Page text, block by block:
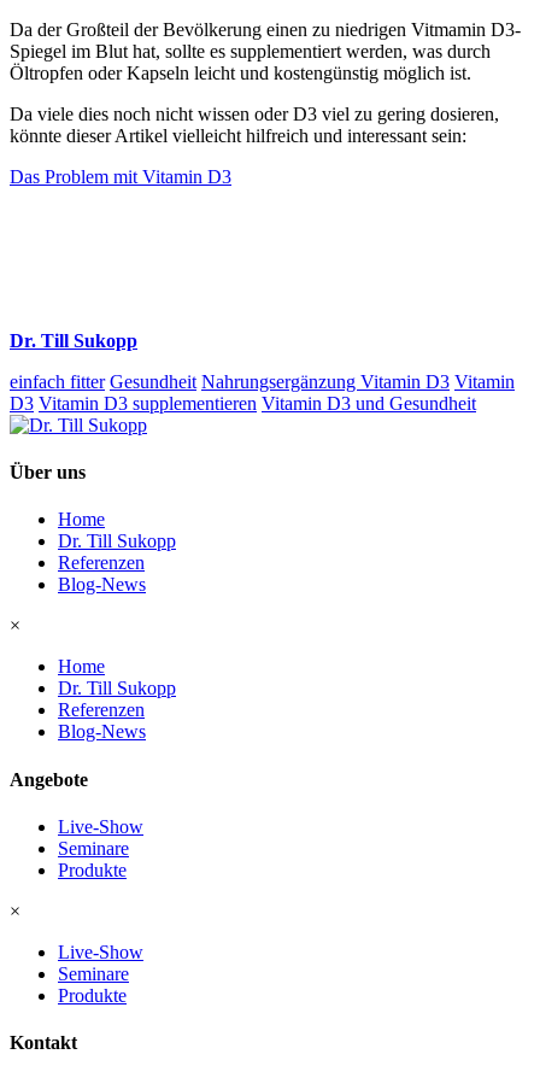
Da der Großteil der Bevölkerung einen zu niedrigen Vitmamin D3-
Spiegel im Blut hat, sollte es supplementiert werden, was durch
Öltropfen oder Kapseln leicht und kostengünstig möglich ist.
Da viele dies noch nicht wissen oder D3 viel zu gering dosieren,
könnte dieser Artikel vielleicht hilfreich und interessant sein:
Das Problem mit Vitamin D3
Dr. Till Sukopp
einfach fitter Gesundheit Nahrungsergänzung Vitamin D3 Vitamin
D3 Vitamin D3 supplementieren Vitamin D3 und Gesundheit
Über uns
Home
Dr. Till Sukopp
Referenzen
Blog-News
×
Home
Dr. Till Sukopp
Referenzen
Blog-News
Angebote
Live-Show
Seminare
Produkte
×
Live-Show
Seminare
Produkte
Kontakt